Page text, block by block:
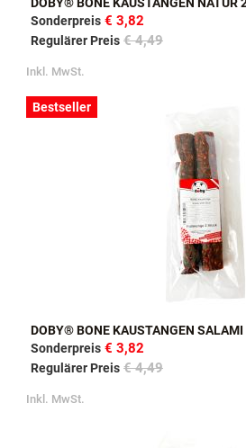
Sonderpreis € 3,82
Regulärer Preis € 4,49
Inkl. MwSt.
Bestseller
DOBY® BONE KAUSTANGEN SALAMI
Sonderpreis € 3,82
Regulärer Preis € 4,49
Inkl. MwSt.